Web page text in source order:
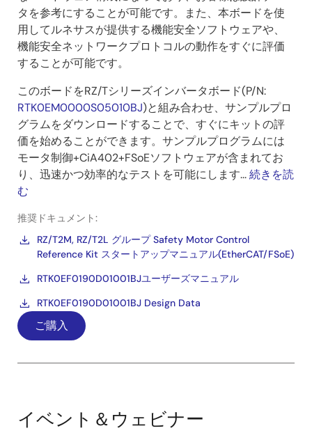
タを参考にすることが可能です。また、本ボードを使
用してルネサスが提供する機能安全ソフトウェアや、
機能安全ネットワークプロトコルの動作をすぐに評価
することが可能です。
このボードをRZ/Tシリーズインバータボード(P/N:
RTK0EM0000S05010BJ)と組み合わせ、サンプルプロ
グラムをダウンロードすることで、すぐにキットの評
価を始めることができます。サンプルプログラムには
モータ制御+CiA402+FSoEソフトウェアが含まれてお
り、迅速かつ効率的なテストを可能にします...続きを読
む
推奨ドキュメント:
RZ/T2M, RZ/T2L グループ Safety Motor Control
Reference Kit スタートアップマニュアル(EtherCAT/FSoE)
RTK0EF0190D01001BJユーザーズマニュアル
RTK0EF0190D01001BJ Design Data
ご購入
イベント＆ウェビナー